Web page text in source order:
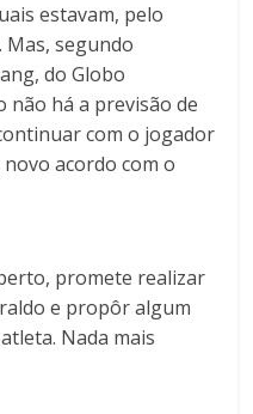
estavam, pelo
segundo
do Globo
não há a previsão de
com o jogador
acordo com o
promete realizar
e propôr algum
Nada mais